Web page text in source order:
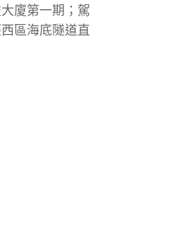
廈第一期；駕
區海底隧道直